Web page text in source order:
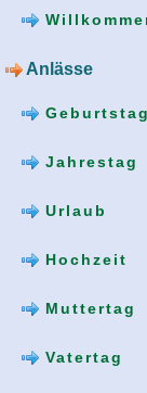
Anlässe
Geburtstag
Jahrestag
Urlaub
Hochzeit
Muttertag
Vatertag